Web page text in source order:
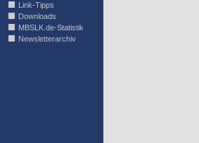
Link-Tipps
Downloads
MBSLK.de-Statistik
Newsletterarchiv